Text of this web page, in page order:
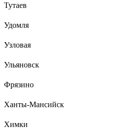
Тутаев
Удомля
Узловая
Ульяновск
Фрязино
Ханты-Мансийск
Химки